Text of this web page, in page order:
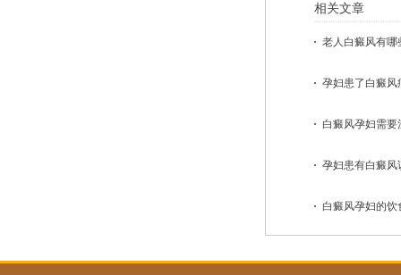
相关文章
老人白癜风有哪
孕妇患了白癜风
白癜风孕妇需要
孕妇患有白癜风
白癜风孕妇的饮